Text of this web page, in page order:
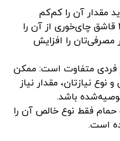
مقدار آن را کم‌کم
افزایش بدهید: در ابتدا تنها ۱ تا ۲ قاشق چای‌خوری از آن را
مصرفی‌تان را افزایش
فردی متفاوت است: ممکن
نیازتان، مقدار نیاز
باشد.
حمام فقط نوع خالص آن را
است.